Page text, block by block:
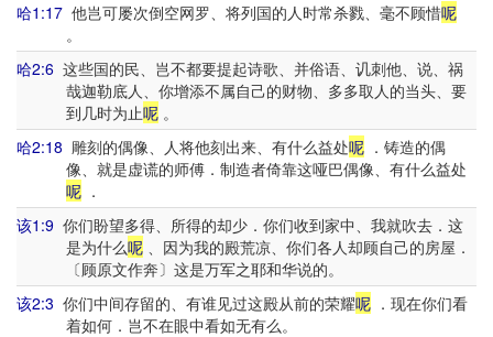
哈1:17 他岂可屡次倒空网罗、将列国的人时常杀戮、毫不顾惜呢
。
哈2:6 这些国的民、岂不都要提起诗歌、并俗语、讥刺他、说、祸
哉迦勒底人、你增添不属自己的财物、多多取人的当头、要
到几时为止呢。
哈2:18 雕刻的偶像、人将他刻出来、有什么益处呢 ．铸造的偶
像、就是虚谎的师傅．制造者倚靠这哑巴偶像、有什么益处
呢．
该1:9 你们盼望多得、所得的却少．你们收到家中、我就吹去．这
是为什么呢、因为我的殿荒凉、你们各人却顾自己的房屋．
〔顾原文作奔〕这是万军之耶和华说的。
该2:3 你们中间存留的、有谁见过这殿从前的荣耀呢 ．现在你们看
着如何．岂不在眼中看如无有么。